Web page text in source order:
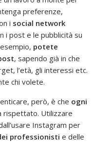
preferenze,
i social network
i post e le pubblicità su
potete
, sapendo già in che
l’età, gli interessi etc.
chi volete.
però, è che ogni
rispettato. Utilizzare
Instagram per
professionisti e delle